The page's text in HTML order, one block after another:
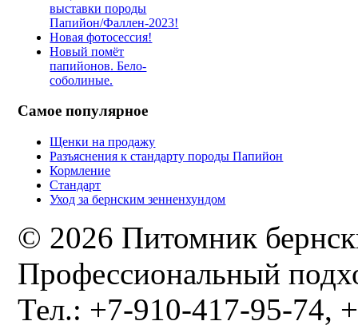
выставки породы
Папийон/Фаллен-2023!
Новая фотосессия!
Новый помёт
папийонов. Бело-
соболиные.
Самое популярное
Щенки на продажу
Разъяснения к стандарту породы Папийон
Кормление
Стандарт
Уход за бернским зенненхундом
© 2026 Питомник
Профессиональный
Тел.: +7-910-417-95-74,